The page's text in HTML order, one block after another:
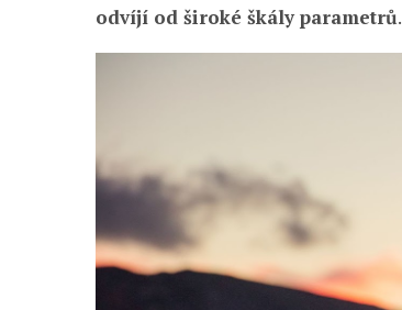
odvíjí od široké škály parametrů.